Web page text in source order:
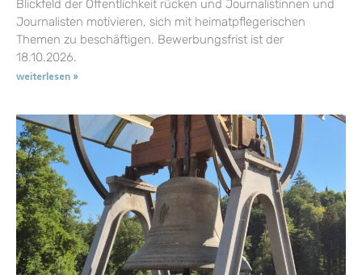
Blickfeld der Öffentlichkeit rücken und Journalistinnen und
Journalisten motivieren, sich mit heimatpflegerischen
Themen zu beschäftigen. Bewerbungsfrist ist der
18.10.2026.
weiterlesen »